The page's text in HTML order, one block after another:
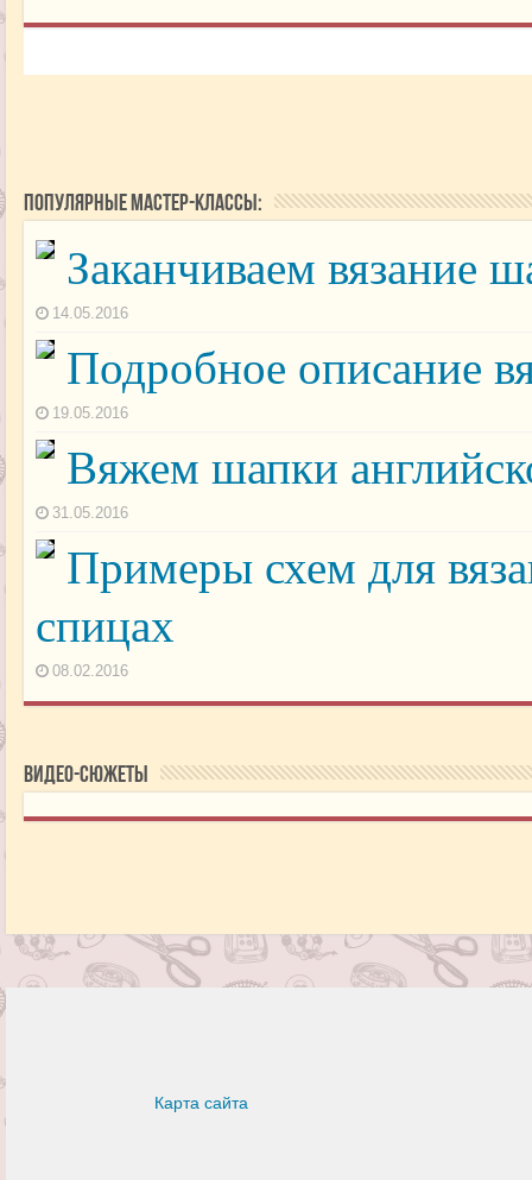
Популярные мастер-классы:
Заканчиваем вязание
14.05.2016
Подробное описание
19.05.2016
Вяжем шапки
31.05.2016
Примеры схем для
спицах
08.02.2016
Видео-сюжеты
Карта сайта